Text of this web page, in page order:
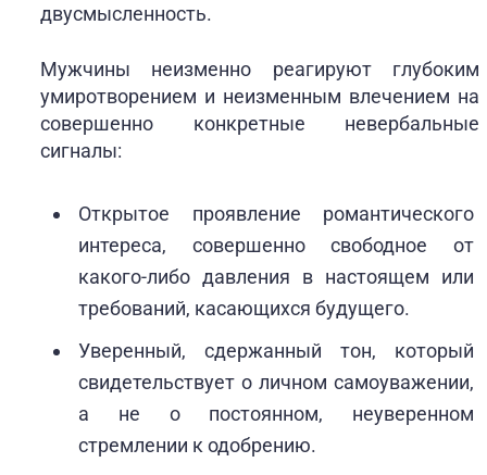
двусмысленность.
Мужчины неизменно реагируют глубоким
умиротворением и неизменным влечением на
совершенно конкретные невербальные
сигналы:
Открытое проявление романтического
интереса, совершенно свободное от
какого-либо давления в настоящем или
требований, касающихся будущего.
Уверенный, сдержанный тон, который
свидетельствует о личном самоуважении,
а не о постоянном, неуверенном
стремлении к одобрению.